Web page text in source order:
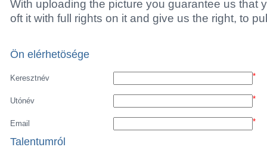
With uploading the picture you guarantee us that
oft it with full rights on it and give us the right, to
Ön elérhetösége
Keresztnév *
Utónév *
Email *
Talentumról